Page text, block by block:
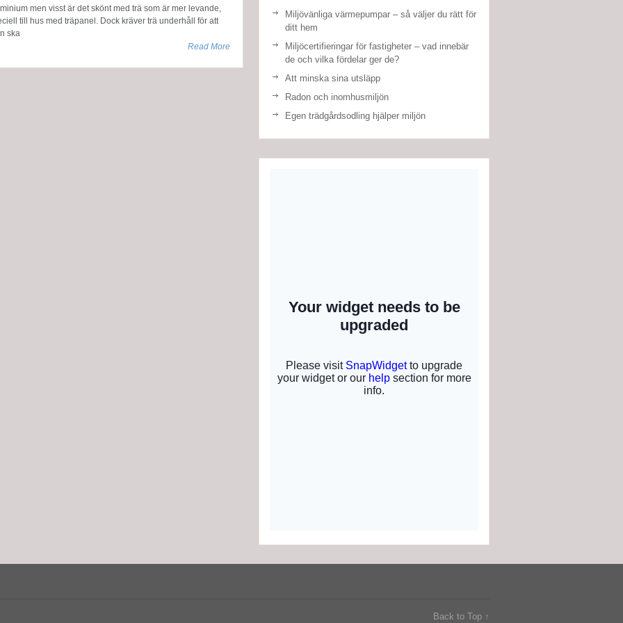
men visst är det skönt med trä som är mer levande,
till hus med träpanel. Dock kräver trä underhåll för att
ska
Read More
Miljövänliga värmepumpar – så väljer du rätt för
ditt hem
Miljöcertifieringar för fastigheter – vad innebär
de och vilka fördelar ger de?
Att minska sina utsläpp
Radon och inomhusmiljön
Egen trädgårdsodling hjälper miljön
Back to Top ↑